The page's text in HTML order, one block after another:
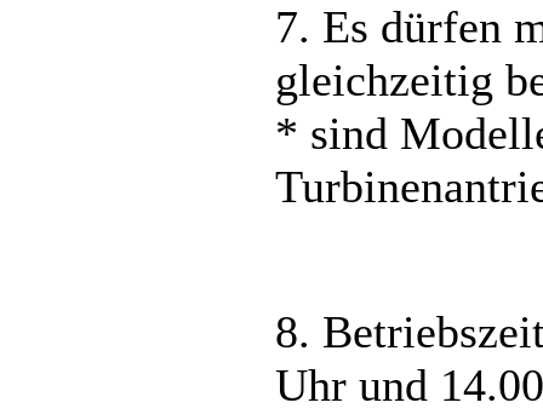
7. Es dürfen
gleichzeitig
* sind
8.
Uhr und